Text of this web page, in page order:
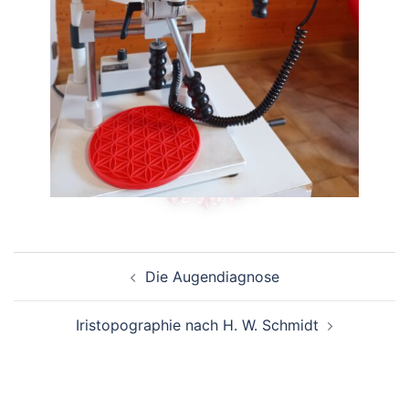
Beitragsnavigation
Die Augendiagnose
Iristopographie nach H. W. Schmidt